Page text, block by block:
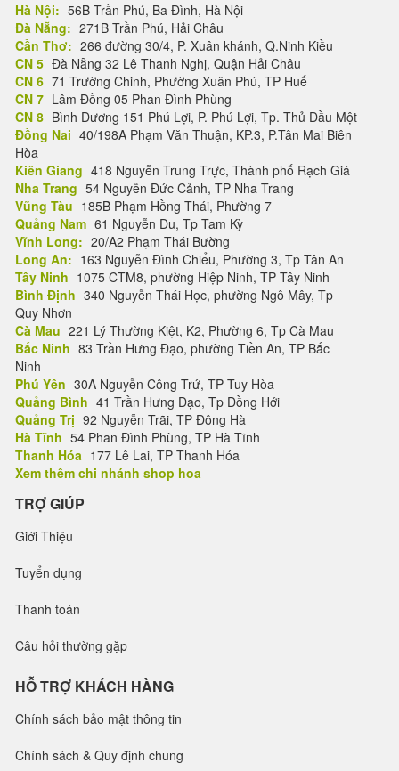
Hà Nội: 56B Trần Phú, Ba Đình, Hà Nội
Đà Nẵng: 271B Trần Phú, Hải Châu
Cần Thơ: 266 đường 30/4, P. Xuân khánh, Q.Ninh Kiều
CN 5 Đà Nẵng 32 Lê Thanh Nghị, Quận Hải Châu
CN 6 71 Trường Chinh, Phường Xuân Phú, TP Huế
CN 7 Lâm Đồng 05 Phan Đình Phùng
CN 8 Bình Dương 151 Phú Lợi, P. Phú Lợi, Tp. Thủ Dầu Một
Đồng Nai 40/198A Phạm Văn Thuận, KP.3, P.Tân Mai Biên
Hòa
Kiên Giang 418 Nguyễn Trung Trực, Thành phố Rạch Giá
Nha Trang 54 Nguyễn Đức Cảnh, TP Nha Trang
Vũng Tàu 185B Phạm Hồng Thái, Phường 7
Quảng Nam 61 Nguyễn Du, Tp Tam Kỳ
Vĩnh Long: 20/A2 Phạm Thái Bường
Long An: 163 Nguyễn Đình Chiểu, Phường 3, Tp Tân An
Tây Ninh 1075 CTM8, phường Hiệp Ninh, TP Tây Ninh
Bình Định 340 Nguyễn Thái Học, phường Ngô Mây, Tp
Quy Nhơn
Cà Mau 221 Lý Thường Kiệt, K2, Phường 6, Tp Cà Mau
Bắc Ninh 83 Trần Hưng Đạo, phường Tiền An, TP Bắc
Ninh
Phú Yên 30A Nguyễn Công Trứ, TP Tuy Hòa
Quảng Bình 41 Trần Hưng Đạo, Tp Đồng Hới
Quảng Trị 92 Nguyễn Trãi, TP Đông Hà
Hà Tĩnh 54 Phan Đình Phùng, TP Hà Tĩnh
Thanh Hóa 177 Lê Lai, TP Thanh Hóa
Xem thêm chi nhánh shop hoa
TRỢ GIÚP
Giới Thiệu
Tuyển dụng
Thanh toán
Câu hỏi thường gặp
HỖ TRỢ KHÁCH HÀNG
Chính sách bảo mật thông tin
Chính sách & Quy định chung